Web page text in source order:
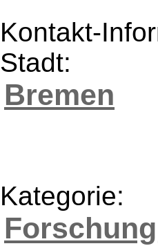
Kontakt-
Stadt:
Bremen
Kategorie: